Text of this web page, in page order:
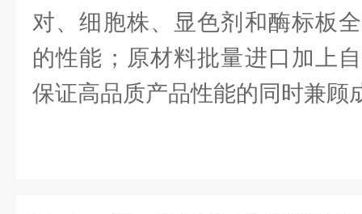
对、细胞株、显色剂和酶标板
的性能；原材料批量进口加上
保证高品质产品性能的同时兼顾